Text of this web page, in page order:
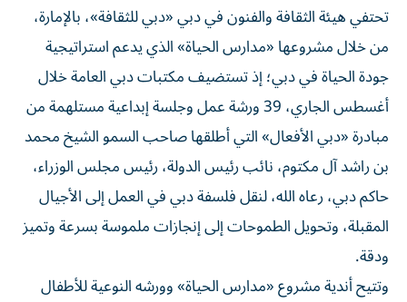
تحتفي هيئة الثقافة والفنون في دبي «دبي للثقافة»، بالإمارة،
من خلال مشروعها «مدارس الحياة» الذي يدعم استراتيجية
جودة الحياة في دبي؛ إذ تستضيف مكتبات دبي العامة خلال
أغسطس الجاري، 39 ورشة عمل وجلسة إبداعية مستلهمة من
مبادرة «دبي الأفعال» التي أطلقها صاحب السمو الشيخ محمد
بن راشد آل مكتوم، نائب رئيس الدولة، رئيس مجلس الوزراء،
حاكم دبي، رعاه الله، لنقل فلسفة دبي في العمل إلى الأجيال
المقبلة، وتحويل الطموحات إلى إنجازات ملموسة بسرعة وتميز
ودقة.
وتتيح أندية مشروع «مدارس الحياة» وورشه النوعية للأطفال